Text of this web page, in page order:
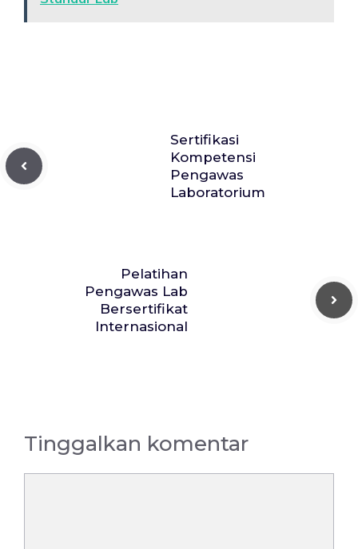
Sertifikasi
Kompetensi
Pengawas
Laboratorium
Pelatihan
Pengawas Lab
Bersertifikat
Internasional
Tinggalkan komentar